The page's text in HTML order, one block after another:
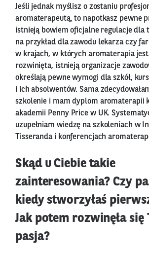
Jeśli jednak myślisz o zostaniu
aromaterapeutą, to napotkasz pewne
istnieją bowiem oficjalne regulacje dla
na przykład dla zawodu lekarza czy
w krajach, w których aromaterapia
rozwinięta, istnieją organizacje
określają pewne wymogi dla szkół,
i ich absolwentów. Sama
szkolenie i mam dyplom aromaterapii
akademii Penny Price w UK.
uzupełniam wiedzę na szkoleniach w
Tisseranda i konferencjach
Skąd u Ciebie takie
zainteresowania? Czy
kiedy stworzyłaś
Jak potem rozwinęła się
pasja?